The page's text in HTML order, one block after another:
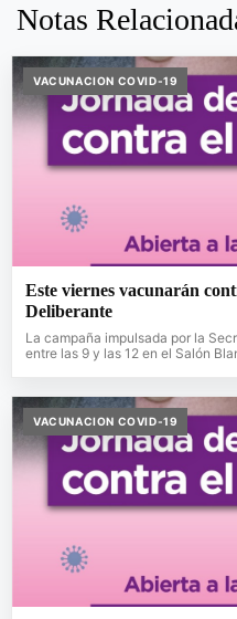
Notas
VACUNACION COVID-19
Este viernes vacunarán
Deliberante
La campaña impulsada por la
entre las 9 y las 12 en el Salón
VACUNACION COVID-19